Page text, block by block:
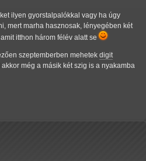
ilyen gyorstalpalókkal vagy ha úgy
mert marha hasznosak, lényegében két
itthon három félév alatt se
szeptemberben mehetek digit
még a másik két szig is a nyakamba